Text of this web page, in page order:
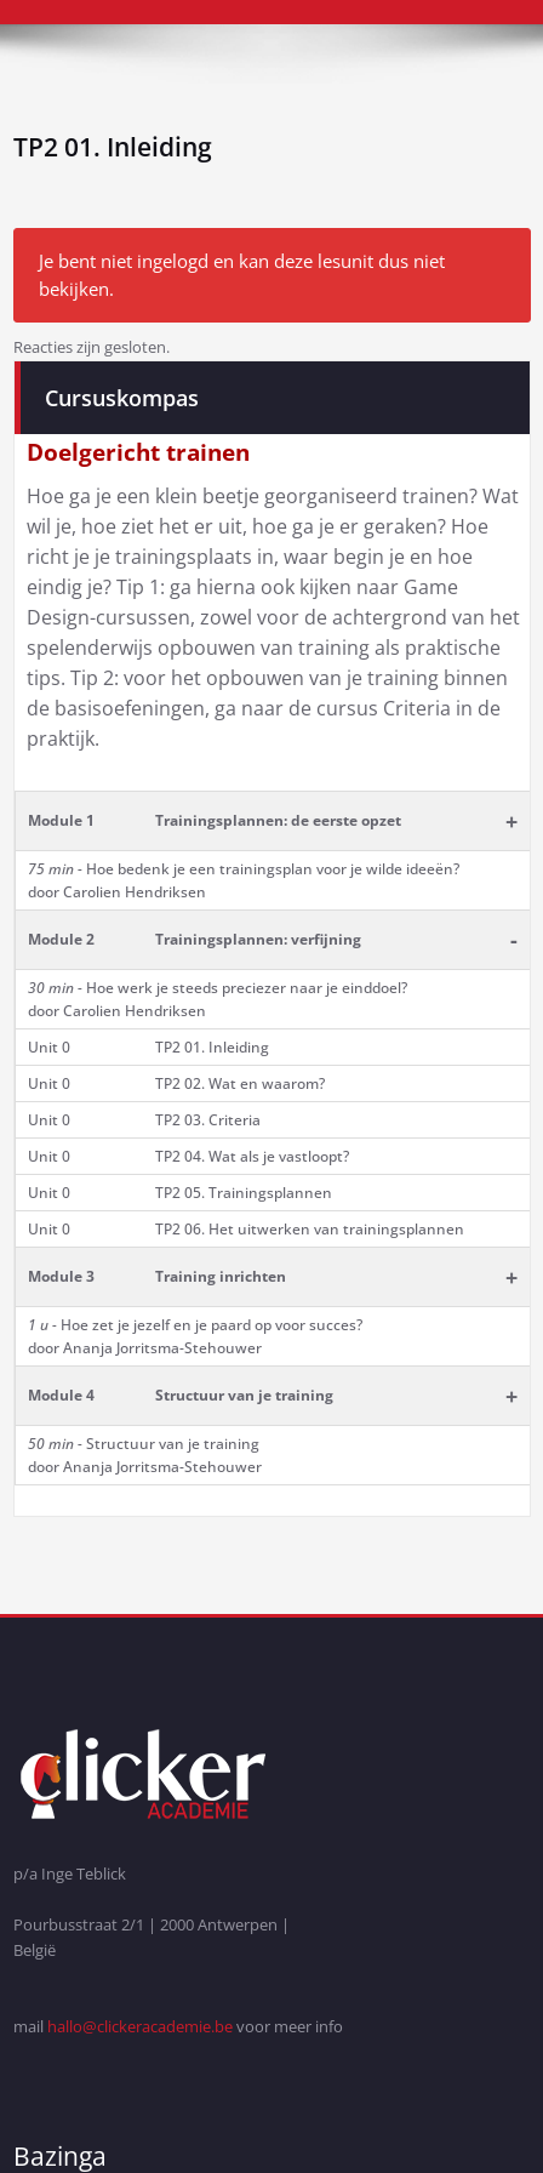
TP2 01. Inleiding
Je bent niet ingelogd en kan deze lesunit dus niet
bekijken.
Bericht
navigatie
Reacties zijn gesloten.
Cursuskompas
Doelgericht trainen
Hoe ga je een klein beetje georganiseerd trainen? Wat
wil je, hoe ziet het er uit, hoe ga je er geraken? Hoe
richt je je trainingsplaats in, waar begin je en hoe
eindig je? Tip 1: ga hierna ook kijken naar Game
Design-cursussen, zowel voor de achtergrond van het
spelenderwijs opbouwen van training als praktische
tips. Tip 2: voor het opbouwen van je training binnen
de basisoefeningen, ga naar de cursus Criteria in de
praktijk.
Module 1 Trainingsplannen: de eerste opzet +
75 min -Hoe bedenk je een trainingsplan voor je wilde ideeën?
door Carolien Hendriksen
Module 2 Trainingsplannen: verfijning -
30 min -Hoe werk je steeds preciezer naar je einddoel?
door Carolien Hendriksen
Unit 0
TP2 01. Inleiding
Unit 0
TP2 02. Wat en waarom?
Unit 0
TP2 03. Criteria
Unit 0
TP2 04. Wat als je vastloopt?
Unit 0
TP2 05. Trainingsplannen
Unit 0
TP2 06. Het uitwerken van trainingsplannen
Module 3 Training inrichten +
1 u -Hoe zet je jezelf en je paard op voor succes?
door Ananja Jorritsma-Stehouwer
Module 4 Structuur van je training +
50 min -Structuur van je training
door Ananja Jorritsma-Stehouwer
p/a Inge Teblick
Pourbusstraat 2/1 | 2000 Antwerpen |
België
mail hallo@clickeracademie.bevoor meer info
Bazinga